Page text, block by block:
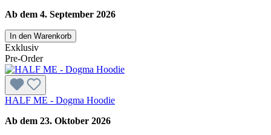
Ab dem 4. September 2026
In den Warenkorb
Exklusiv
Pre-Order
HALF ME - Dogma Hoodie
Ab dem 23. Oktober 2026